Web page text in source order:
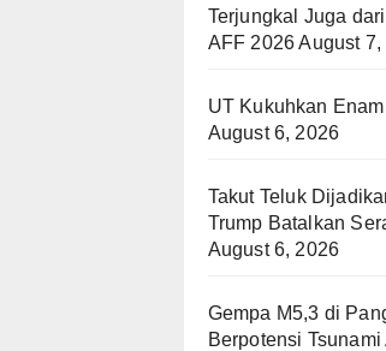
Terjungkal Juga
AFF 2026August 7,
UT Kukuhkan
August 6, 2026
Takut Teluk
Trump Batalkan
August 6, 2026
Gempa M5,3 di
Berpotensi Tsunami